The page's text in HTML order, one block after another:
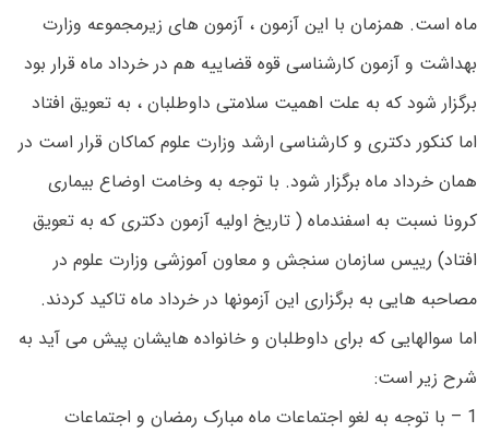
ماه است. همزمان با این آزمون ، آزمون های زیرمجموعه وزارت
بهداشت و آزمون کارشناسی قوه قضاییه هم در خرداد ماه قرار بود
برگزار شود که به علت اهمیت سلامتی داوطلبان ، به تعویق افتاد
اما کنکور دکتری و کارشناسی ارشد وزارت علوم کماکان قرار است در
همان خرداد ماه برگزار شود. با توجه به وخامت اوضاع بیماری
کرونا نسبت به اسفندماه ( تاریخ اولیه آزمون دکتری که به تعویق
افتاد) رییس سازمان سنجش و معاون آموزشی وزارت علوم در
مصاحبه هایی به برگزاری این آزمونها در خرداد ماه تاکید کردند.
اما سوالهایی که برای داوطلبان و خانواده هایشان پیش می آید به
شرح زیر است:
1 – با توجه به لغو اجتماعات ماه مبارک رمضان و اجتماعات